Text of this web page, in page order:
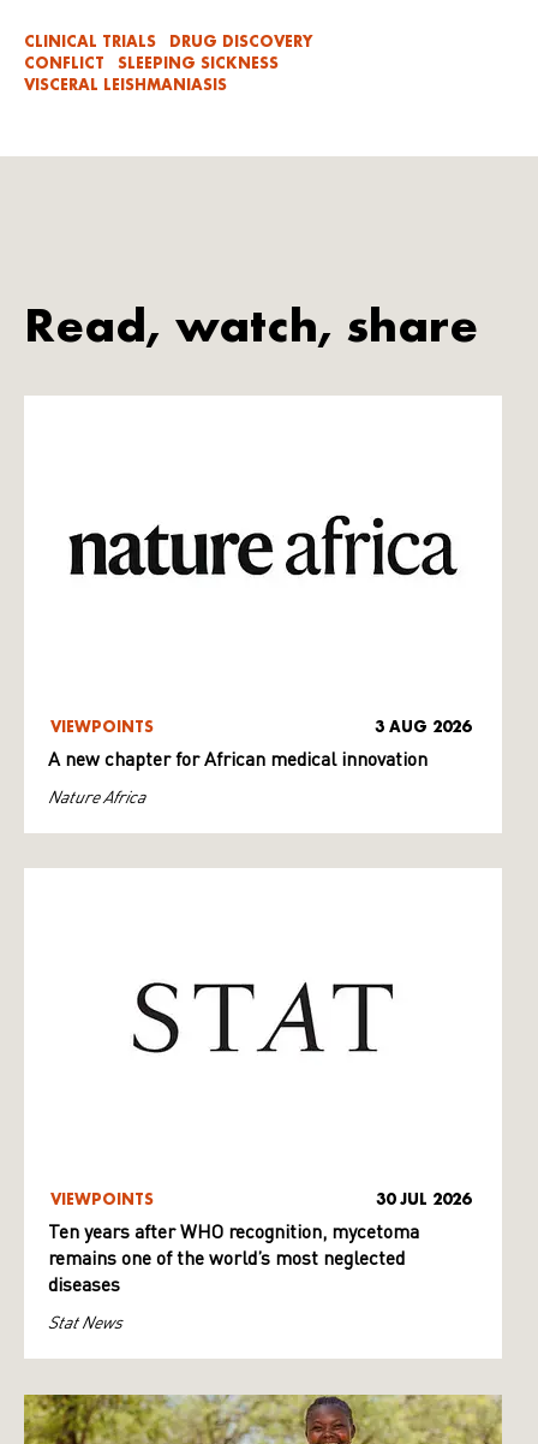
CLINICAL TRIALS
DRUG DISCOVERY
CONFLICT
SLEEPING SICKNESS
VISCERAL LEISHMANIASIS
Read, watch, share
VIEWPOINTS 3 AUG 2026
A new chapter for African medical innovation
Nature Africa
VIEWPOINTS 30 JUL 2026
Ten years after WHO recognition, mycetoma
remains one of the world’s most neglected
diseases
Stat News